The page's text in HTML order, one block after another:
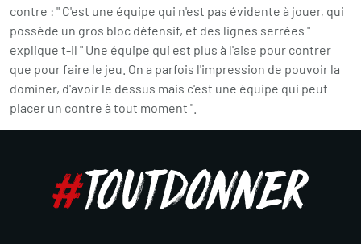
contre : " C'est une équipe qui n'est pas évidente à jouer, qui
possède un gros bloc défensif, et des lignes serrées "
explique t-il " Une équipe qui est plus à l'aise pour contrer
que pour faire le jeu. On a parfois l'impression de pouvoir la
dominer, d'avoir le dessus mais c'est une équipe qui peut
placer un contre à tout moment ".